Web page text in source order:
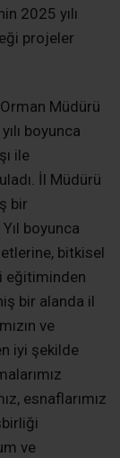
2025 yılı
projeler
Müdürü
boyunca
ile
İl Müdürü
bir
boyunca
bitkisel
eğitiminden
bir alanda il
ve
iyi şekilde
esnaflarımız
ve